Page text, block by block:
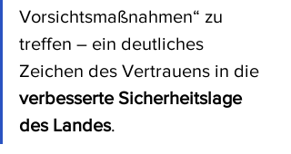
Vorsichtsmaßnahmen“ zu
treffen – ein deutliches
Zeichen des Vertrauens in die
verbesserte Sicherheitslage
des Landes.